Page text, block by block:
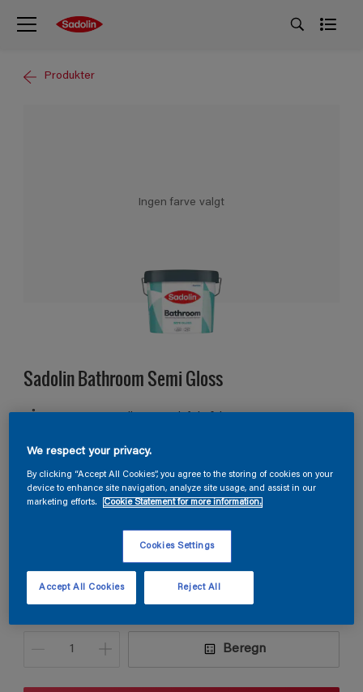
Produkter
Ingen farve valgt
Sadolin Bathroom Semi Gloss
Vælg farve
2,5L
Beregn
We respect your privacy.
By clicking “Accept All Cookies”, you agree to the storing of cookies on your
device to enhance site navigation, analyze site usage, and assist in our
marketing efforts.
Cookie Statement for more information.
Cookies Settings
Reject All
Accept All Cookies